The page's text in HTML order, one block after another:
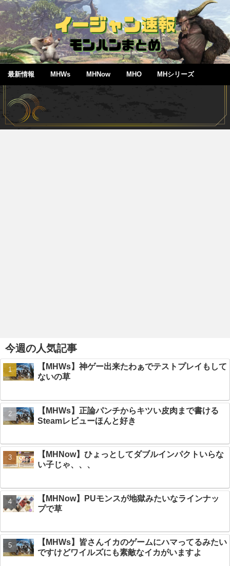
最新情報 MHWs MHNow MHO MHシリーズ
今週の人気記事
【MHWs】神ゲー出来たわぁでテストプレイもして
ないの草
【MHWs】正論パンチからキツい皮肉まで書ける
Steamレビューほんと好き
【MHNow】ひょっとしてダブルインパクトいらな
い子じゃ、、、
【MHNow】PUモンスが地獄みたいなラインナッ
プで草
【MHWs】皆さんイカのゲームにハマってるみたい
ですけどワイルズにも素敵なイカがいますよ